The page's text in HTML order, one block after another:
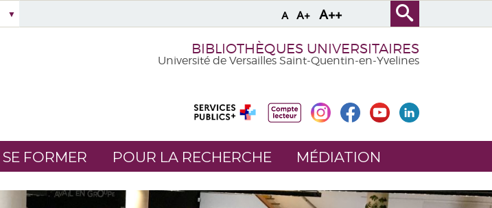
A A+ A++
BIBLIOTHÈQUES UNIVERSITAIRES
Université de Versailles Saint-Quentin-en-Yvelines
SE FORMER POUR LA RECHERCHE MÉDIATION